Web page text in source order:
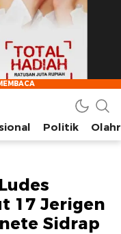
dan Cerita Kota
Politik
17 Jerigen
Sidrap